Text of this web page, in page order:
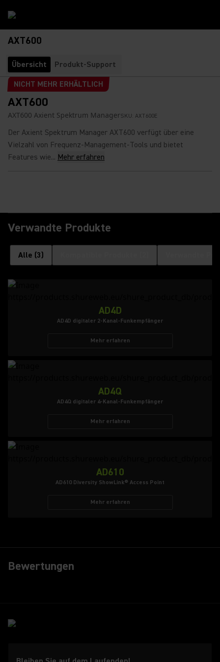
AXT600
Übersicht
Produkt-Support
NICHT MEHR ERHÄLTLICH
AXT600
AXT600 Axient Spektrum ManagerSKU: AXT600E
Der Axient Spektrum Manager AXT600 verfügt über eine
Vielzahl von Frequenz-Management-Tools und bietet
Features wie... Mehr erfahren
Verwandte Produkte
Alle (3)
AD4D
AD4D digitaler 2-Kanal-Funkempfänger
Mehr erfahren
AD4Q
AD4Q digitaler 4-Kanal-Funkempfänger
Mehr erfahren
AD610
AD610 Diversity ShowLink® Access Point
Mehr erfahren
Bewertungen